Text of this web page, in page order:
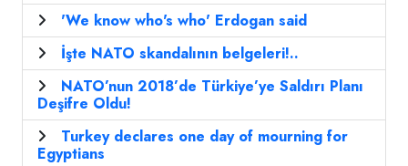
'We know who's who' Erdogan said
İşte NATO skandalının belgeleri!..
NATO’nun 2018’de Türkiye’ye Saldırı Planı
Deşifre Oldu!
Turkey declares one day of mourning for
Egyptians